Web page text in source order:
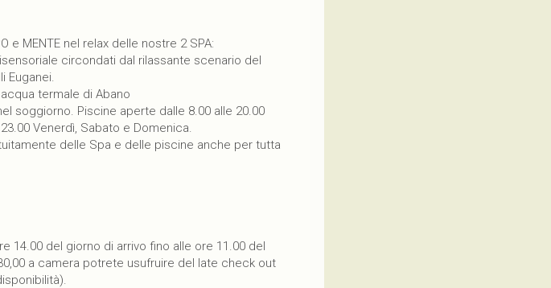
e MENTE nel relax delle nostre 2 SPA:
circondati dal rilassante scenario del
termale di Abano
soggiorno. Piscine aperte dalle 8.00 alle 20.00
Venerdì, Sabato e Domenica.
delle Spa e delle piscine anche per tutta
14.00 del giorno di arrivo fino alle ore 11.00 del
a camera potrete usufruire del late check out